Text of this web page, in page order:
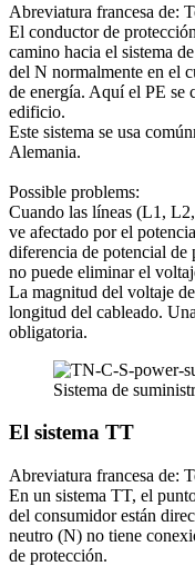
Abreviatura francesa de:
El conductor de
camino hacia el sistema
del N normalmente en el
de energía. Aquí el PE se
edificio.
Este sistema se usa
Alemania.
Possible problems:
Cuando las líneas (L1,
ve afectado por el
diferencia de potencial de
no puede eliminar el
La magnitud del voltaje
longitud del cableado.
obligatoria.
Sistema de
El sistema TT
Abreviatura francesa de:
En un sistema TT, el
del consumidor están
neutro (N) no tiene
de protección.